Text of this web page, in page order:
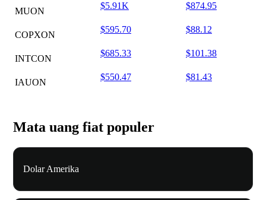
MUON
$5.91K $874.95
COPXON
$595.70 $88.12
INTCON
$685.33 $101.38
IAUON
$550.47 $81.43
Mata uang fiat populer
Dolar Amerika